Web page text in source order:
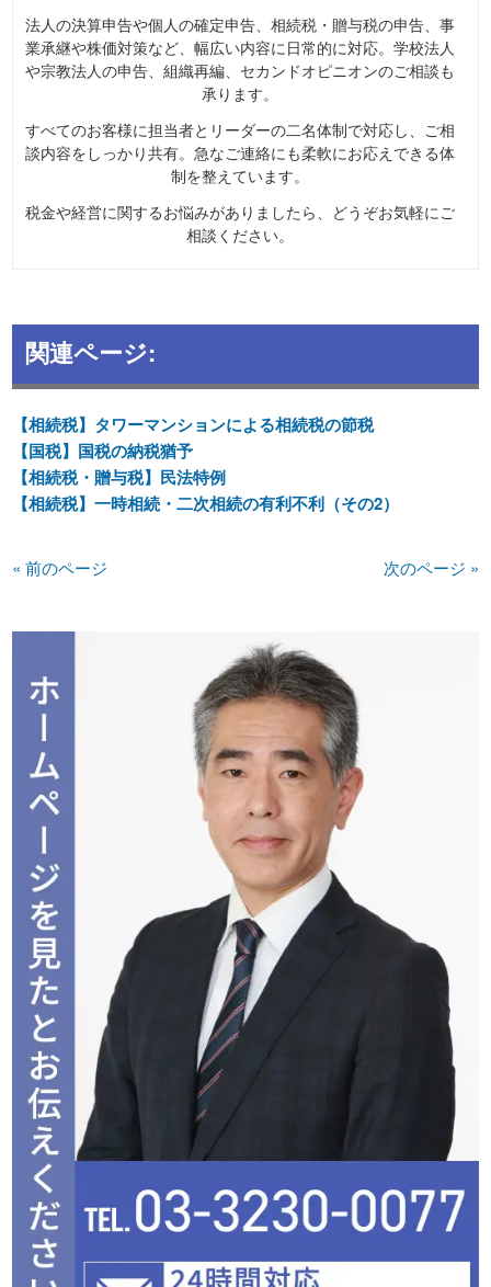
法人の決算申告や個人の確定申告、相続税・贈与税の申告、事
業承継や株価対策など、幅広い内容に日常的に対応。学校法人
や宗教法人の申告、組織再編、セカンドオピニオンのご相談も
承ります。
すべてのお客様に担当者とリーダーの二名体制で対応し、ご相
談内容をしっかり共有。急なご連絡にも柔軟にお応えできる体
制を整えています。
税金や経営に関するお悩みがありましたら、どうぞお気軽にご
相談ください。
関連ページ:
【相続税】タワーマンションによる相続税の節税
【国税】国税の納税猶予
【相続税・贈与税】民法特例
【相続税】一時相続・二次相続の有利不利（その2）
« 前のページ 次のページ »